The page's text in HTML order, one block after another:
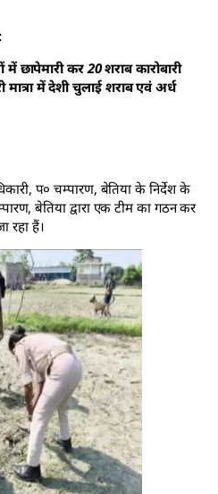
में छापेमारी कर 20 शराब कारोबारी
मात्रा में देशी चुलाई शराब एवं अर्ध
प० चम्पारण, बेतिया के निर्देश के
बेतिया द्वारा एक टीम का गठन कर
रहा हैं।